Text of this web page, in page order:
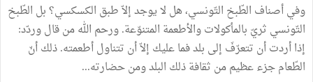
وفيأصناف الطّبخ التّونسي،هل لايوجدإلاّطبق الكسكسي؟بل الطّبخ
التّونسي ثريّ بالمأكولاتوالأطعمة المتنوّعة.ورحم اللهمنقالوردّد:
إذاأردتأن تتعرّفَ إلى بلدفماعليك إلاّأن تتناولأطعمته.ذلكأنّ
الطّعامجزءعظيممن ثقافةذلك البلدومنحضارته...